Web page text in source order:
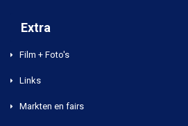
Extra
Film + Foto's
Links
Markten en fairs